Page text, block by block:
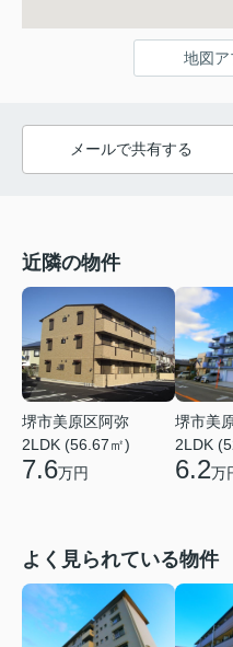
地図ア
メールで共有する
近隣の物件
堺市美原区阿弥
2LDK (56.67㎡)
7.6万円
堺市美
2LDK
6.2万
よく見られている物件